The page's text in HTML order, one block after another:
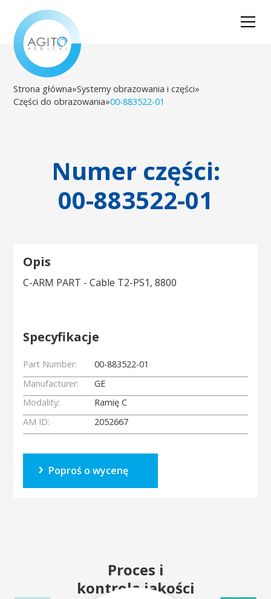
Strona główna»Systemy obrazowania i części»
Części do obrazowania»00-883522-01
Numer części:
00-883522-01
Opis
C-ARM PART - Cable T2-PS1, 8800
Specyfikacje
Part Number:
00-883522-01
Manufacturer:
GE
Modality:
Ramię C
AM ID:
2052667
Poproś o wycenę
Proces i
kontrola jakości